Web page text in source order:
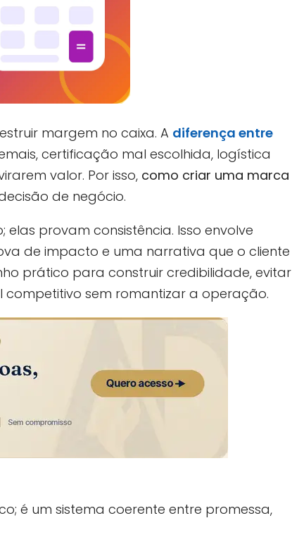
margem no caixa. A diferença entre
certificação mal escolhida, logística
valor. Por isso, como criar uma marca
de negócio.
provam consistência. Isso envolve
de impacto e uma narrativa que o cliente
prático para construir credibilidade, evitar
competitivo sem romantizar a operação.
é um sistema coerente entre promessa,